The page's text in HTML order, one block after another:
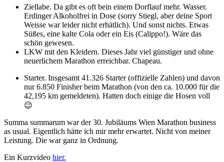
Ziellabe. Da gibt es oft bein einem Dorflauf mehr. Wasser.
Erdinger Alkoholfrei in Dose (sorry Stiegl, aber deine Sport
Weisse war leider nicht erhätlich). Und sonst nichts. Etwas
Süßes, eine kalte Cola oder ein Eis (Calippo!). Wäre das
schön gewesen.
LKW mit den Kleidern. Dieses Jahr viel günstiger und ohne
neuerlichem Marathon erreichbar. Chapeau.
Starter. Insgesamt 41.326 Starter (offizielle Zahlen) und davon
nur 6.850 Finisher beim Marathon (von den ca. 10.000 für die
42,195 km gemeldeten). Hatten doch einige die Hosen voll
😉
Summa summarum war der 30. Jubiläums Wien Marathon business
as usual. Eigentlich hätte ich mir mehr erwartet. Nicht von meiner
Leistung. Die war ganz in Ordnung.
Ein Kurzvideo hier.